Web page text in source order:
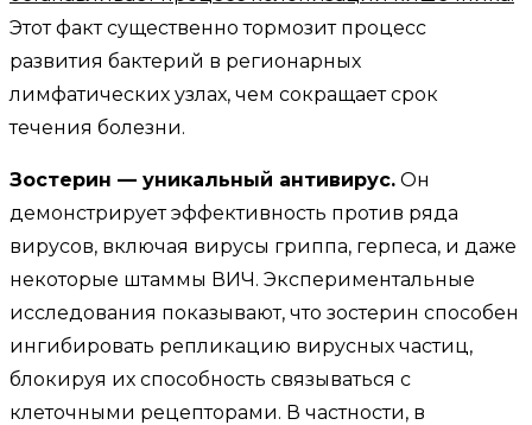
Этот факт существенно тормозит процесс
развития бактерий в регионарных
лимфатических узлах, чем сокращает срок
течения болезни.
Зостерин — уникальный антивирус. Он
демонстрирует эффективность против ряда
вирусов, включая вирусы гриппа, герпеса, и даже
некоторые штаммы ВИЧ. Экспериментальные
исследования показывают, что зостерин способен
ингибировать репликацию вирусных частиц,
блокируя их способность связываться с
клеточными рецепторами. В частности, в